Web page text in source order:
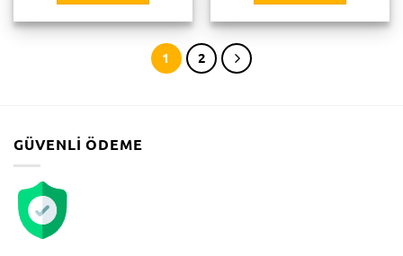
1 2
GÜVENLI ÖDEME